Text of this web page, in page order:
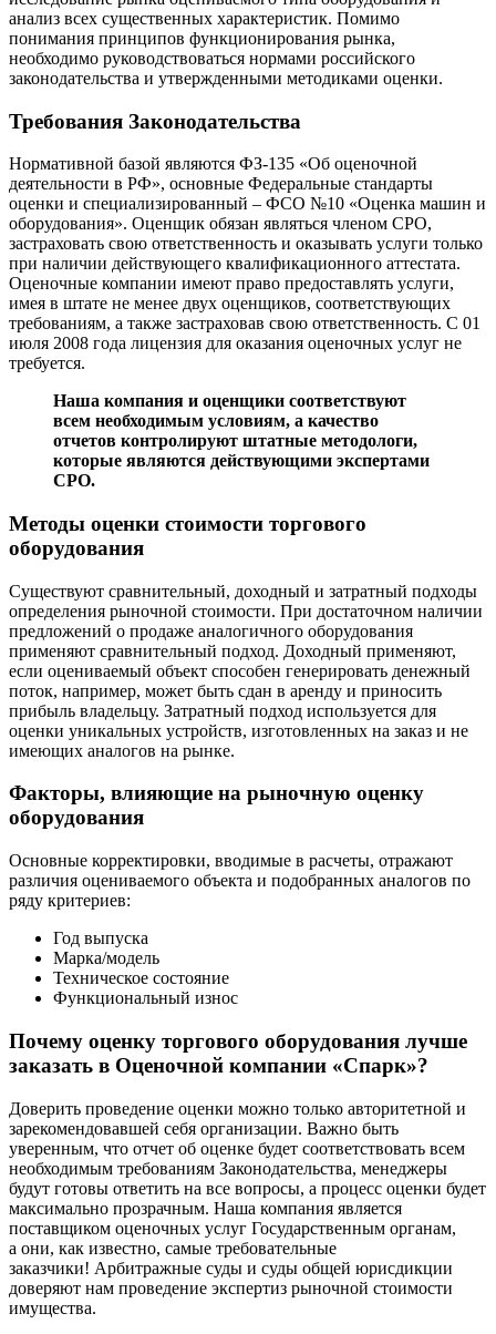
анализ всех существенных характеристик. Помимо
понимания принципов функционирования рынка,
необходимо руководствоваться нормами российского
законодательства и утвержденными методиками оценки.
Требования Законодательства
Нормативной базой являются ФЗ-135 «Об оценочной
деятельности в РФ», основные Федеральные стандарты
оценки и специализированный – ФСО №10 «Оценка машин и
оборудования». Оценщик обязан являться членом СРО,
застраховать свою ответственность и оказывать услуги только
при наличии действующего квалификационного аттестата.
Оценочные компании имеют право предоставлять услуги,
имея в штате не менее двух оценщиков, соответствующих
требованиям, а также застраховав свою ответственность. С 01
июля 2008 года лицензия для оказания оценочных услуг не
требуется.
Наша компания и оценщики соответствуют
всем необходимым условиям, а качество
отчетов контролируют штатные методологи,
которые являются действующими экспертами
СРО.
Методы оценки стоимости торгового
оборудования
Существуют сравнительный, доходный и затратный подходы
определения рыночной стоимости. При достаточном наличии
предложений о продаже аналогичного оборудования
применяют сравнительный подход. Доходный применяют,
если оцениваемый объект способен генерировать денежный
поток, например, может быть сдан в аренду и приносить
прибыль владельцу. Затратный подход используется для
оценки уникальных устройств, изготовленных на заказ и не
имеющих аналогов на рынке.
Факторы, влияющие на рыночную оценку
оборудования
Основные корректировки, вводимые в расчеты, отражают
различия оцениваемого объекта и подобранных аналогов по
ряду критериев:
Год выпуска
Марка/модель
Техническое состояние
Функциональный износ
Почему оценку торгового оборудования лучше
заказать в Оценочной компании «Спарк»?
Доверить проведение оценки можно только авторитетной и
зарекомендовавшей себя организации. Важно быть
уверенным, что отчет об оценке будет соответствовать всем
необходимым требованиям Законодательства, менеджеры
будут готовы ответить на все вопросы, а процесс оценки будет
максимально прозрачным. Наша компания является
поставщиком оценочных услуг Государственным органам,
а они, как известно, самые требовательные
заказчики! Арбитражные суды и суды общей юрисдикции
доверяют нам проведение экспертиз рыночной стоимости
имущества.